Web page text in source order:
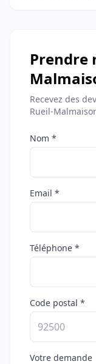
Prendre
Recevez des
Rueil-
Nom *
Email *
Téléphone *
Code postal *
Votre demande